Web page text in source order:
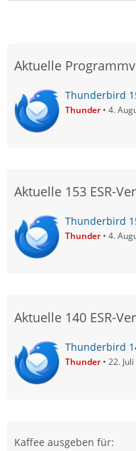
Aktuelle
Thunderbird
Thunder 4.
Aktuelle 153 ESR-
Thunderbird
Thunder 4.
Aktuelle 140 ESR-
Thunderbird
Thunder 22.
Kaffee ausgeben für: